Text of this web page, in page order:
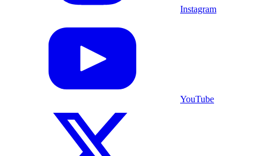
Instagram
YouTube